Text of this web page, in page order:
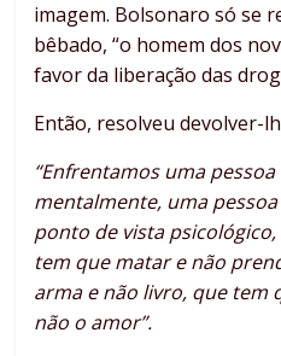
imagem. Bolsonaro só se
bêbado, “o homem dos
favor da liberação das
Então, resolveu devolver-
“Enfrentamos uma
mentalmente, uma
ponto de vista
tem que matar e não
arma e não livro, que tem
não o amor”.